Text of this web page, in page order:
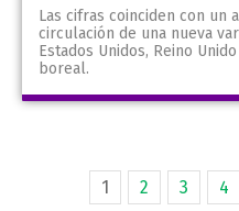
Las cifras coinciden con
circulación de una nueva
Estados Unidos, Reino
boreal.
1 2 3 4